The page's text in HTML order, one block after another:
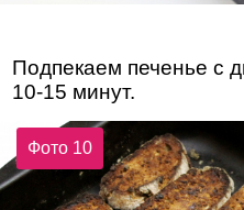
Подпекаем печенье с
10-15 минут.
Фото 10